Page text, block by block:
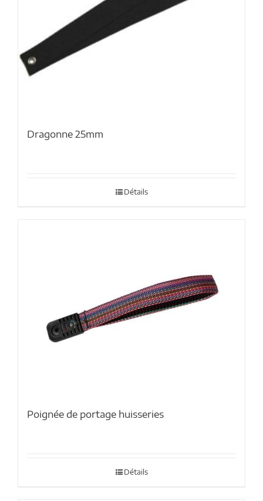
Dragonne 25mm
Détails
Poignée de portage huisseries
Détails